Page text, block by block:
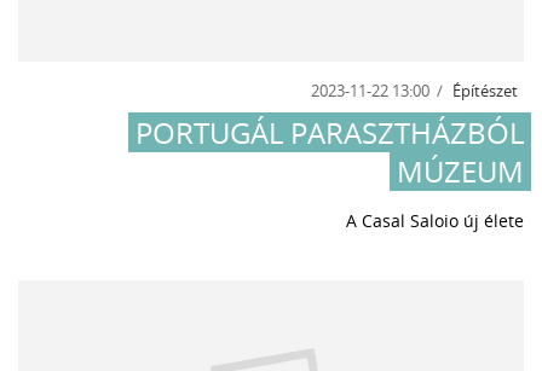
2023-11-22 13:00 Építészet
PORTUGÁL PARASZTHÁZBÓL
MÚZEUM
A Casal Saloio új élete